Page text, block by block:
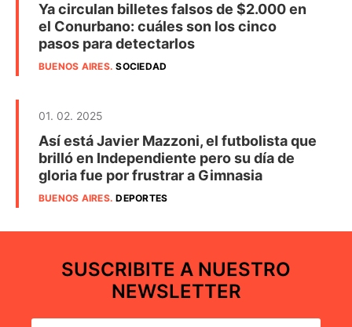
Ya circulan billetes falsos de $2.000 en
el Conurbano: cuáles son los cinco
pasos para detectarlos
BUENOS AIRES.SOCIEDAD
01. 02. 2025
Así está Javier Mazzoni, el futbolista que
brilló en Independiente pero su día de
gloria fue por frustrar a Gimnasia
BUENOS AIRES.DEPORTES
SUSCRIBITE A NUESTRO
NEWSLETTER